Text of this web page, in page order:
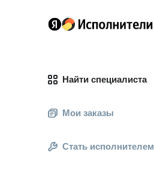
Найти специалиста
Мои заказы
Стать исполнителем